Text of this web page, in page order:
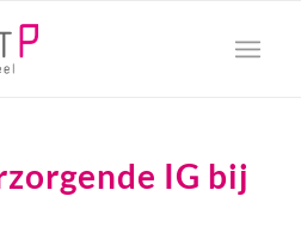
IG bij